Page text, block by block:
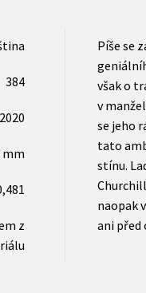
384
mm
z
Píše se
však o
v
se jeho
tato
stínu.
naopak
ani před